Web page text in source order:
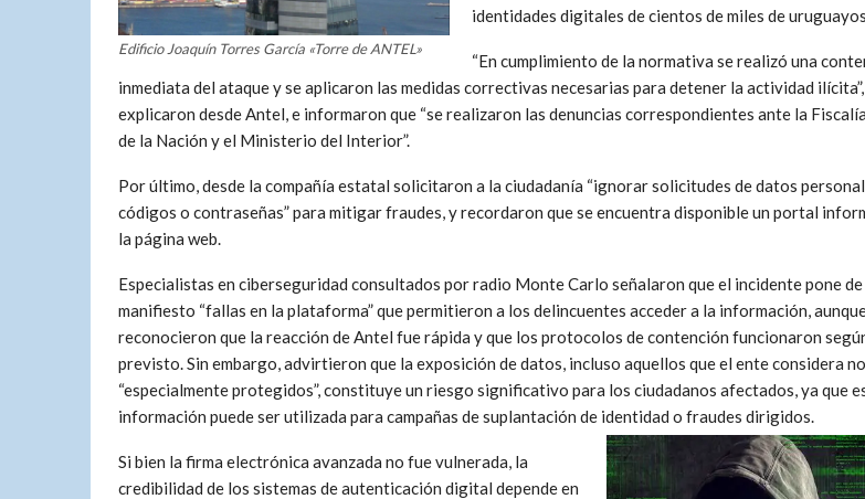
Edificio Joaquín Torres García «Torre de ANTEL»
identidades digitales de cientos de miles de
“En cumplimiento de la normativa se realizó una
inmediata del ataque y se aplicaron las medidas correctivas necesarias para detener la actividad ilícita”,
explicaron desde Antel, e informaron que “se realizaron las denuncias correspondientes ante la
de la Nación y el Ministerio del Interior”.
Por último, desde la compañía estatal solicitaron a la ciudadanía “ignorar solicitudes de datos
códigos o contraseñas” para mitigar fraudes, y recordaron que se encuentra disponible un portal
la página web.
Especialistas en ciberseguridad consultados por radio Monte Carlo señalaron que el incidente pone de
manifiesto “fallas en la plataforma” que permitieron a los delincuentes acceder a la información,
reconocieron que la reacción de Antel fue rápida y que los protocolos de contención funcionaron
previsto. Sin embargo, advirtieron que la exposición de datos, incluso aquellos que el ente considera no
“especialmente protegidos”, constituye un riesgo significativo para los ciudadanos afectados, ya que
información puede ser utilizada para campañas de suplantación de identidad o fraudes dirigidos.
Si bien la firma electrónica avanzada no fue vulnerada, la
credibilidad de los sistemas de autenticación digital depende en